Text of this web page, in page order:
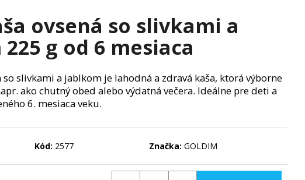
ovsená so slivkami a
g od 6 mesiaca
so slivkami a jablkom je lahodná a zdravá kaša, ktorá výborne
ako chutný obed alebo výdatná večera. Ideálne pre deti a
6. mesiaca veku.
Kód: 2577 Značka:GOLDIM
Nasledujúce